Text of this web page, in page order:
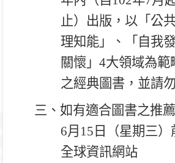
止）出版，以「公
理知能」、「自我
關懷」4大領域為範
之經典圖書，並請
三、如有適合圖書之推
6月 15 日（星期三
全球資訊網站